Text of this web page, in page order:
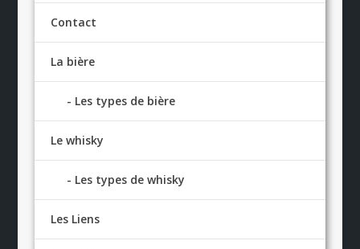
Contact
La bière
Les types de bière
Le whisky
Les types de whisky
Les Liens